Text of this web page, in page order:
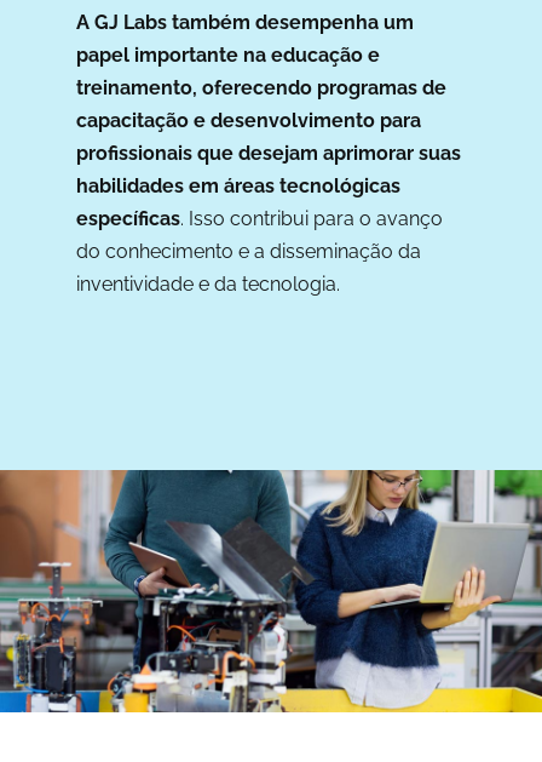
A GJ Labs também desempenha um
papel importante na educação e
treinamento, oferecendo programas de
capacitação e desenvolvimento para
profissionais que desejam aprimorar suas
habilidades em áreas tecnológicas
específicas. Isso contribui para o avanço
do conhecimento e a disseminação da
inventividade e da tecnologia.